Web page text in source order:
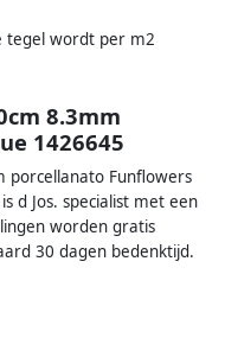
tegel wordt per m2
8.3mm
1426645
porcellanato Funflowers
d Jos. specialist met een
worden gratis
30 dagen bedenktijd.